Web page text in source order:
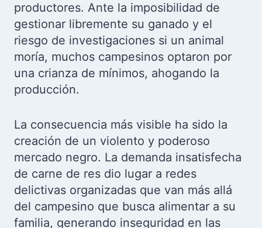
productores. Ante la imposibilidad de
gestionar libremente su ganado y el
riesgo de investigaciones si un animal
moría, muchos campesinos optaron por
una crianza de mínimos, ahogando la
producción.
La consecuencia más visible ha sido la
creación de un violento y poderoso
mercado negro. La demanda insatisfecha
de carne de res dio lugar a redes
delictivas organizadas que van más allá
del campesino que busca alimentar a su
familia, generando inseguridad en las